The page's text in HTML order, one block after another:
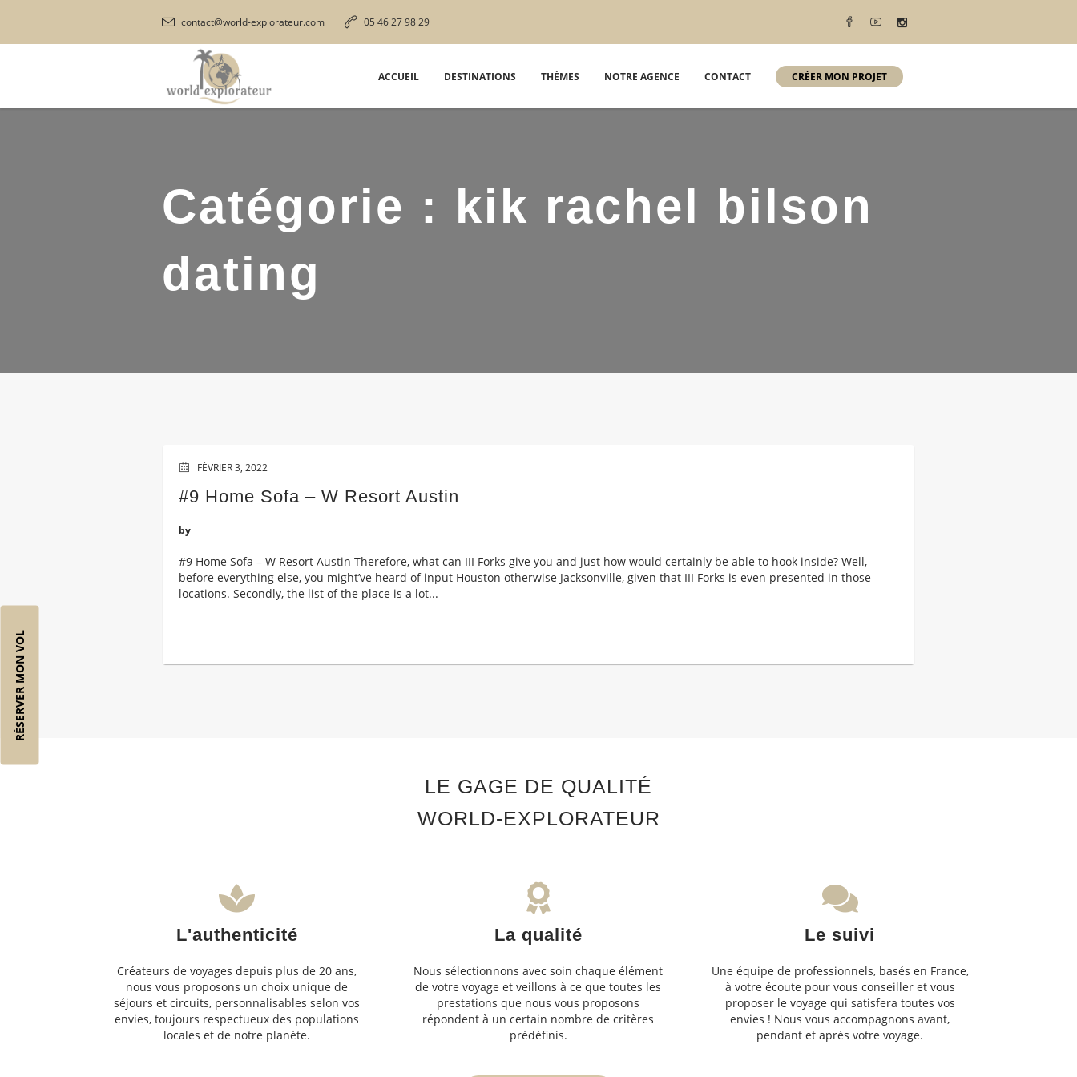
RÉSERVER MON VOL
contact@world-explorateur.com 05 46 27 98 29
ACCUEIL DESTINATIONS THÈMES NOTRE AGENCE CONTACT CRÉER MON PROJET
Catégorie : kik rachel bilson
dating
FÉVRIER 3, 2022
#9 Home Sofa – W Resort Austin
by
#9 Home Sofa – W Resort Austin Therefore, what can III Forks give you and just how would certainly be able to hook inside? Well,
before everything else, you might’ve heard of input Houston otherwise Jacksonville, given that III Forks is even presented in those
locations. Secondly, the list of the place is a lot...
LE GAGE DE QUALITÉ
WORLD-EXPLORATEUR
L'authenticité
Créateurs de voyages depuis plus de 20 ans,
nous vous proposons un choix unique de
séjours et circuits, personnalisables selon vos
envies, toujours respectueux des populations
locales et de notre planète.
La qualité
Nous sélectionnons avec soin chaque élément
de votre voyage et veillons à ce que toutes les
prestations que nous vous proposons
répondent à un certain nombre de critères
prédéfinis.
Le suivi
Une équipe de professionnels, basés en France,
à votre écoute pour vous conseiller et vous
proposer le voyage qui satisfera toutes vos
envies ! Nous vous accompagnons avant,
pendant et après votre voyage.